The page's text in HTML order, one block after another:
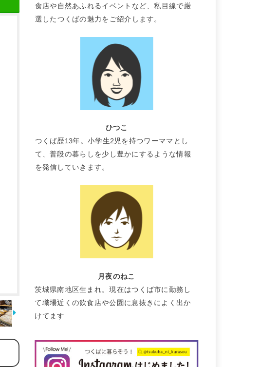
食店や自然あふれるイベントなど、私目線で厳
選したつくばの魅力をご紹介します。
ひつこ
つくば歴13年。小学生2児を持つワーママとし
て、普段の暮らしを少し豊かにするような情報
を発信していきます。
月夜のねこ
茨城県南地区生まれ。現在はつくば市に勤務し
て職場近くの飲食店や公園に息抜きによく出か
けてます